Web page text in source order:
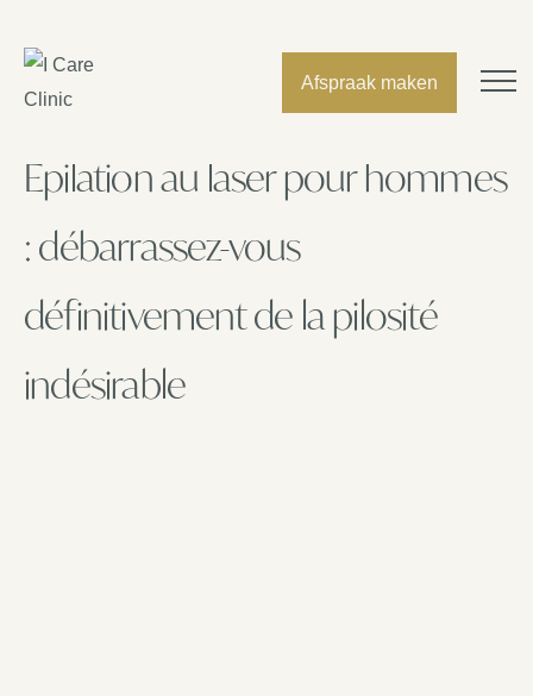
Afspraak maken
Épilation au laser pour hommes
: débarrassez-vous
définitivement de la pilosité
indésirable